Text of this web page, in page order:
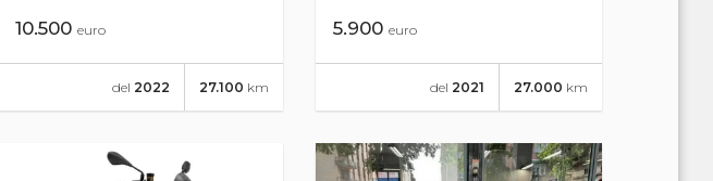
10.500 euro
27.100 km
del 2022
5.900euro
27.000 km
del 2021